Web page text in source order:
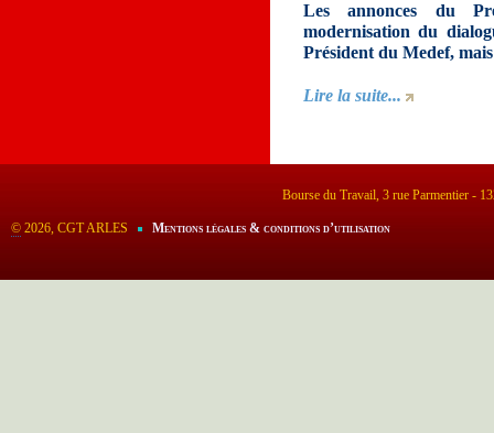
Les annonces du
modernisation du
Président du Medef,
Lire la suite...
Bourse du Travail, 3 rue Parmentier -
© 2026, CGT ARLES Mentions légales & conditions d’utilisation